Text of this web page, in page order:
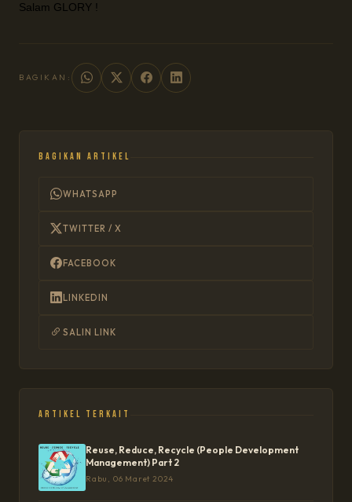
Salam GLORY !
BAGIKAN:
Bagikan Artikel
WHATSAPP
TWITTER / X
FACEBOOK
LINKEDIN
SALIN LINK
Artikel Terkait
Reuse, Reduce, Recycle (People Development
Management) Part 2
Rabu, 06 Maret 2024